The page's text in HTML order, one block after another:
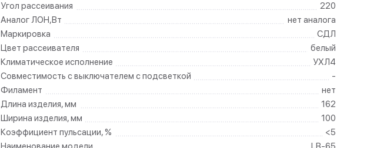
Угол рассеивания
220
Аналог ЛОН,Вт
нет аналога
Маркировка
СДЛ
Цвет рассеивателя
белый
Климатическое исполнение
УХЛ4
Совместимость с выключателем с подсветкой
-
Филамент
нет
Длина изделия, мм
162
Ширина изделия, мм
100
Коэффициент пульсации, %
<5